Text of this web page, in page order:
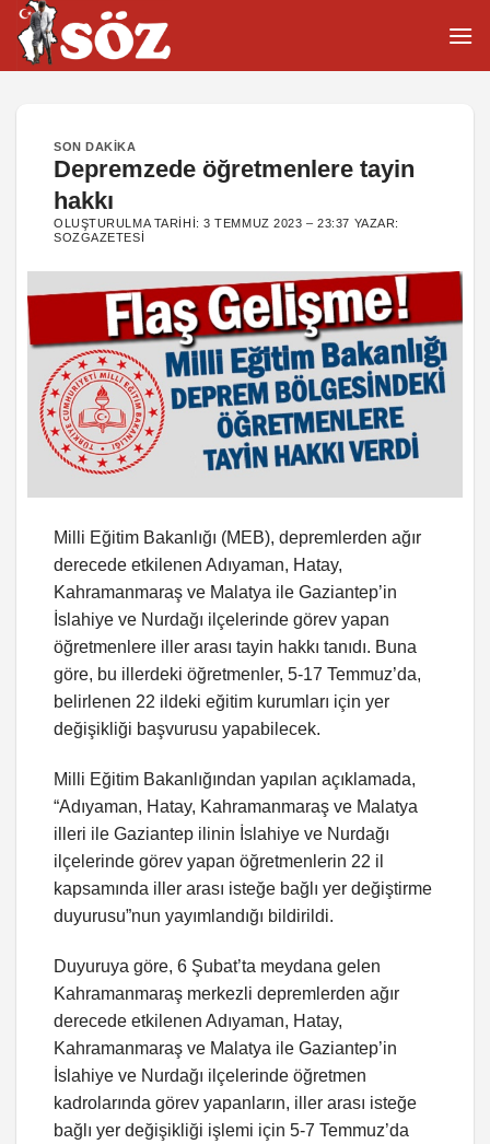
İçeriğe
atla
SON DAKIKA
Depremzede öğretmenlere tayin
hakkı
OLUŞTURULMA TARIHI:3 TEMMUZ 2023 – 23:37 YAZAR:
SOZGAZETESI
Milli Eğitim Bakanlığı (MEB), depremlerden ağır
derecede etkilenen Adıyaman, Hatay,
Kahramanmaraş ve Malatya ile Gaziantep’in
İslahiye ve Nurdağı ilçelerinde görev yapan
öğretmenlere iller arası tayin hakkı tanıdı. Buna
göre, bu illerdeki öğretmenler, 5-17 Temmuz’da,
belirlenen 22 ildeki eğitim kurumları için yer
değişikliği başvurusu yapabilecek.
Milli Eğitim Bakanlığından yapılan açıklamada,
“Adıyaman, Hatay, Kahramanmaraş ve Malatya
illeri ile Gaziantep ilinin İslahiye ve Nurdağı
ilçelerinde görev yapan öğretmenlerin 22 il
kapsamında iller arası isteğe bağlı yer değiştirme
duyurusu”nun yayımlandığı bildirildi.
Duyuruya göre, 6 Şubat’ta meydana gelen
Kahramanmaraş merkezli depremlerden ağır
derecede etkilenen Adıyaman, Hatay,
Kahramanmaraş ve Malatya ile Gaziantep’in
İslahiye ve Nurdağı ilçelerinde öğretmen
kadrolarında görev yapanların, iller arası isteğe
bağlı yer değişikliği işlemi için 5-7 Temmuz’da